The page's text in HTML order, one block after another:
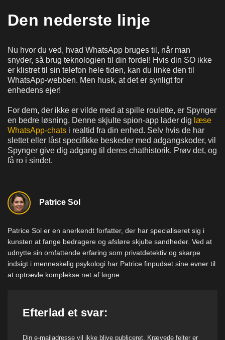
Den nederste linje
Nu hvor du ved, hvad WhatsApp bruges til, når man
snyder, så brug teknologien til din fordel! Hvis din SO ikke
er klistret til sin telefon hele tiden, kan du linke den til
WhatsApp-webben. Men husk, at det er synligt for
enhedens ejer!
For dem, der ikke er vilde med at spille roulette, er Spynger
en bedre løsning. Denne skjulte spion-app lader dig læse
WhatsApp-chats i realtid fra din enhed. Selv hvis de har
slettet eller låst specifikke beskeder med adgangskoder, vil
Spynger give dig adgang til deres chathistorik. Prøv det, og
få ro i sindet.
Patrice Sol
Patrice Sol er en anerkendt forfatter, der har specialiseret sig i
kunsten at fange bedragere og afsløre skjulte sandheder. Ved at
udnytte sin omfattende erfaring som privatdetektiv og skarpe
indsigt i menneskelig psykologi har Patrice finpudset sine evner til
at optrævle komplekse net af løgne.
Efterlad et svar:
Din e-mailadresse vil ikke blive publiceret. Krævede felter er